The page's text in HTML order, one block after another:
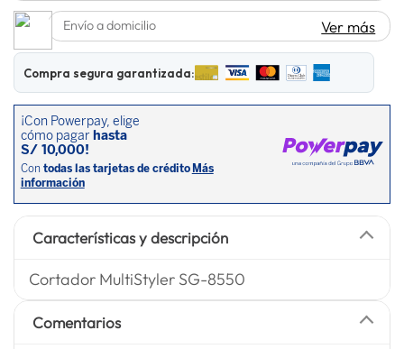
9 cocina
10. lavadora
Envío a domicilio Ver más
Compra segura garantizada:
Características y descripción
Cortador MultiStyler SG-8550
Comentarios